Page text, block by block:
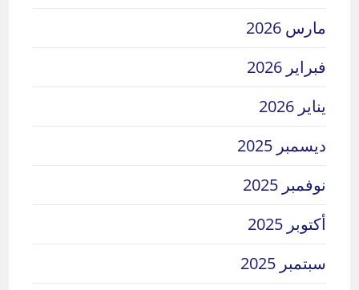
مارس 2026
فبراير 2026
يناير 2026
ديسمبر 2025
نوفمبر 2025
أكتوبر 2025
سبتمبر 2025